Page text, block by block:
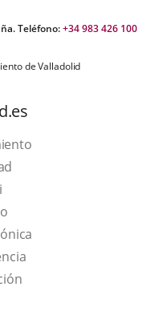
Teléfono:+34 983 426 100
de Valladolid
This
link
will
open